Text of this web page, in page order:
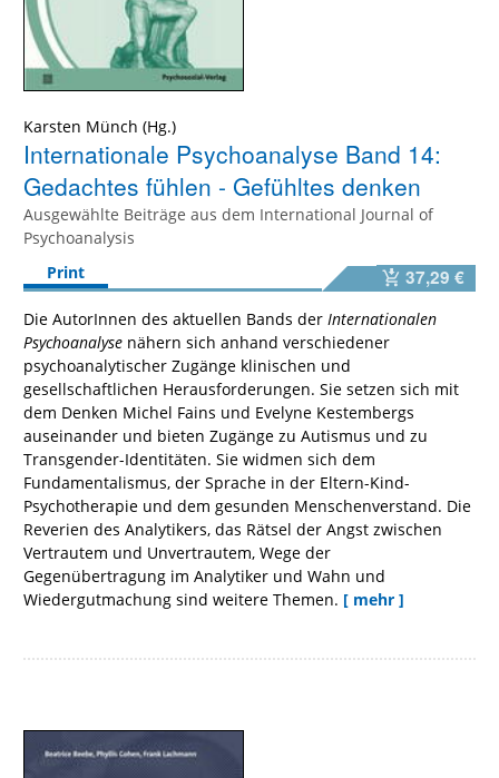
Karsten Münch
Internationale Psychoanalyse Band 14:
Gedachtes fühlen - Gefühltes denken
Ausgewählte Beiträge aus dem International Journal of
Psychoanalysis
Print
37,29 €
Die AutorInnen des aktuellen Bands der Internationalen
Psychoanalyse nähern sich anhand verschiedener
psychoanalytischer Zugänge klinischen und
gesellschaftlichen Herausforderungen. Sie setzen sich mit
dem Denken Michel Fains und Evelyne Kestembergs
auseinander und bieten Zugänge zu Autismus und zu
Transgender-Identitäten. Sie widmen sich dem
Fundamentalismus, der Sprache in der Eltern-Kind-
Psychotherapie und dem gesunden Menschenverstand. Die
Reverien des Analytikers, das Rätsel der Angst zwischen
Vertrautem und Unvertrautem, Wege der
Gegenübertragung im Analytiker und Wahn und
Wiedergutmachung sind weitere Themen. [ mehr ]